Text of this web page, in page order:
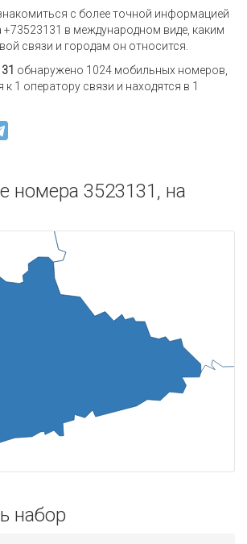
с более точной информацией
в международном виде, каким
связи и городам он относится.
обнаружено 1024 мобильных номеров,
1 оператору связи и находятся в 1
номера 3523131, на
набор